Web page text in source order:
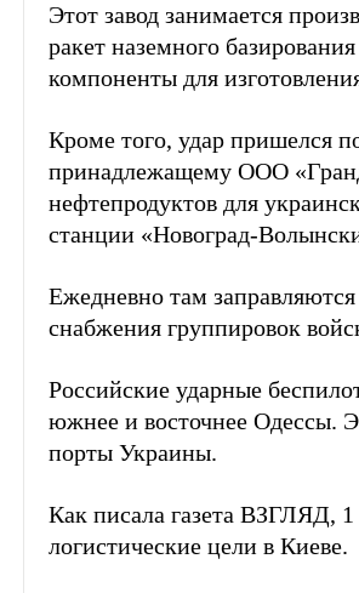
Этот завод занимается
ракет наземного
компоненты для
Кроме того, удар пришелся
принадлежащему ООО
нефтепродуктов для
станции «Новоград-
Ежедневно там
снабжения группировок
Российские ударные
южнее и восточнее Одессы.
порты Украины.
Как писала газета ВЗГЛЯД, 1
логистические цели в Киеве.